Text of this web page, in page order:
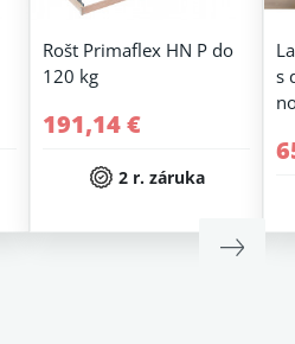
Rošt Primaflex HN P do
120 kg
191,14 €
2 r. záruka
s